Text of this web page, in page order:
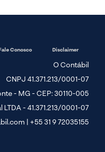
Conosco Disclaimer
O Contábil
CNPJ 41.371.213/0001-07
- MG - CEP: 30110-005
- 41.371.213/0001-07
| +55 31 9 72035155